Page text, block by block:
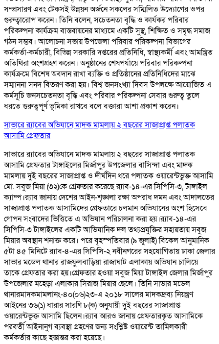
সম্প্রসারণ এবং টেকসই উন্নয়ন অর্জনে সকলের সম্মিলিত উদ্যোগের ওপর
গুরুত্বারোপ করেন। তিনি বলেন, সচেতনতা বৃদ্ধি ও কার্যকর পরিবার
পরিকল্পনা কার্যক্রম বাস্তবায়নের মাধ্যমে একটি সুস্থ, শিক্ষিত ও সমৃদ্ধ সমাজ
গঠন সম্ভব। আলোচনা সভায় উপজেলা পরিবার পরিকল্পনা বিভাগের
কর্মকর্তা-কর্মচারী, বিভিন্ন সরকারি দপ্তরের প্রতিনিধি, স্বাস্থ্যকর্মী এবং আমন্ত্রিত
অতিথিরা অংশগ্রহণ করেন। অনুষ্ঠানের শেষপর্যায়ে পরিবার পরিকল্পনা
কার্যক্রমে বিশেষ অবদান রাখা ব্যক্তি ও প্রতিষ্ঠানের প্রতিনিধিদের মাঝে
সম্মাননা সনদ বিতরণ করা হয়। বিশ্ব জনসংখ্যা দিবস উপলক্ষে আয়োজিত এ
কর্মসূচি জনসচেতনতা বৃদ্ধি এবং পরিবার পরিকল্পনা সেবার গুরুত্ব তুলে
ধরতে গুরুত্বপূর্ণ ভূমিকা রাখবে বলে বক্তারা আশা প্রকাশ করেন।
সাভারে র‌্যাবের অভিযানে মাদক মামলায় ২ বছরের সাজাপ্রাপ্ত পলাতক
আসামি গ্রেফতার
সাভারে র‌্যাবের অভিযানে মাদক মামলায় ২ বছরের সাজাপ্রাপ্ত পলাতক
আসামি গ্রেফতার টাঙ্গাইলের মির্জাপুর উপজেলার বাসিন্দা এবং মাদক
মামলায় দুই বছরের সাজাপ্রাপ্ত ও দীর্ঘদিন ধরে পলাতক ওয়ারেন্টভুক্ত আসামি
মো. সবুজ মিয়া (৩২)কে গ্রেফতার করেছে র‌্যাব-১৪-এর সিপিসি-৩, টাঙ্গাইল
ক্যাম্প।র‌্যাব জানায় দেশের আইন-শৃঙ্খলা রক্ষা অপরাধ দমন এবং আদালতের
সাজাপ্রাপ্ত পলাতক আসামিদের গ্রেফতারে চলমান অভিযানের অংশ হিসেবে
গোপন সংবাদের ভিত্তিতে এ অভিযান পরিচালনা করা হয়।র‌্যাব-১৪-এর
সিপিসি-৩ টাঙ্গাইলের একটি আভিযানিক দল তথ্যপ্রযুক্তির সহায়তায় সবুজ
মিয়ার অবস্থান শনাক্ত করে। পরে বৃহস্পতিবার (৯ জুলাই) বিকেল আনুমানিক
৫টা ৪৫ মিনিটে র‌্যাব-৪-এর সিপিসি-২ নবীনগরের সহযোগিতায় ঢাকা জেলার
সাভার মডেল থানার রাজফুলবাড়িয়া রাজাঘাট এলাকায় অভিযান চালিয়ে
তাকে গ্রেফতার করা হয়।গ্রেফতার হওয়া সবুজ মিয়া টাঙ্গাইল জেলার মির্জাপুর
উপজেলার মহেড়া এলাকার সিরাজ মিয়ার ছেলে। তিনি সাভার মডেল
থানারমাদকমামলানং-৪০(০৬)২৩-এ ২০১৮ সালের মাদকদ্রব্য নিয়ন্ত্রণ
আইনের ৩৬(১) ধারার সারণি ৮(ক) অনুযায়ী দুই বছরের সাজাপ্রাপ্ত
ওয়ারেন্টভুক্ত আসামি ছিলেন।র‌্যাব আরও জানায় গ্রেফতারকৃত আসামিকে
পরবর্তী আইনানুগ ব্যবস্থা গ্রহণের জন্য সংশ্লিষ্ট ওয়ারেন্ট তামিলকারী
কর্মকর্তার কাছে হস্তান্তর করা হয়েছে।